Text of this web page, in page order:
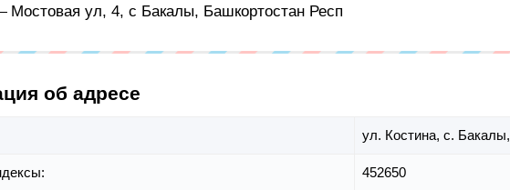
Мостовая ул, 4, с Бакалы, Башкортостан Респ
об адресе
ул. Костина, с. Бакалы,
452650